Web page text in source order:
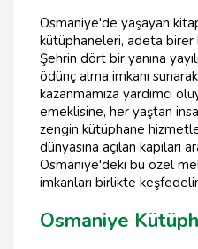
Osmaniye'de yaşayan
kütüphaneleri, adeta birer
Şehrin dört bir yanına
ödünç alma imkanı sunarak
kazanmamıza yardımcı
emeklisine, her yaştan
zengin kütüphane
dünyasına açılan kapıları
Osmaniye'deki bu özel
imkanları birlikte
Osmaniye